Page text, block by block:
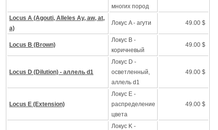
многих пород
Locus A (Agouti, Alleles Ay, aw, at,
a)
Локус A - агути 49.00 $
Locus B (Brown)
Локус B -
коричневый
49.00 $
Locus D (Dilution) - аллель d1
Локус D -
осветленный,
аллель d1
49.00 $
Locus E (Extension)
Локус Е -
распределение
цвета
49.00 $
Локус K -